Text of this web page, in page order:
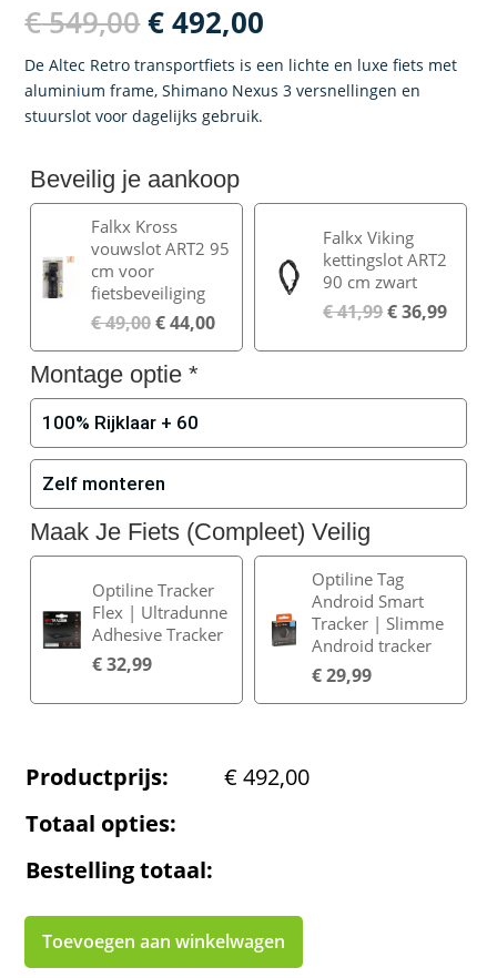
€549,00Oorspronkelijke
prijs
was:
€ 549,00.
€492,00
is:
€ 492,00.
De Altec Retro transportfiets is een lichte en luxe fiets met
aluminium frame, Shimano Nexus 3 versnellingen en
stuurslot voor dagelijks gebruik.
Beveilig je aankoop
Falkx Kross
vouwslot ART2 95
cm voor
fietsbeveiliging
€49,00€44,00
Falkx Viking
kettingslot ART2
90 cm zwart
€41,99€36,99
Montage optie *
100% Rijklaar + 60
Zelf monteren
Maak Je Fiets (Compleet) Veilig
Optiline Tracker
Flex | Ultradunne
Adhesive Tracker
€32,99
Optiline Tag
Android Smart
Tracker | Slimme
Android tracker
€29,99
Productprijs: €492,00
Totaal opties:
Bestelling totaal:
Toevoegen aan winkelwagen